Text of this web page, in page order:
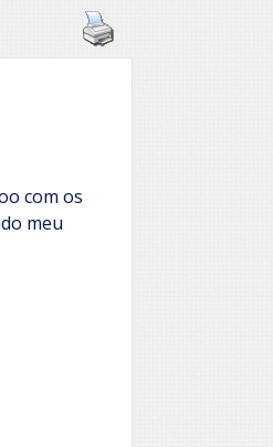
com os
meu